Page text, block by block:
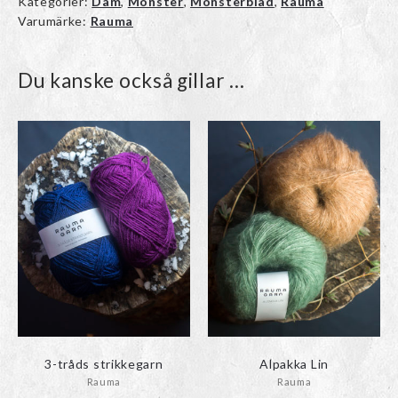
Varumärke: Rauma
Du kanske också gillar …
3-tråds strikkegarn
Rauma
Alpakka Lin
Rauma